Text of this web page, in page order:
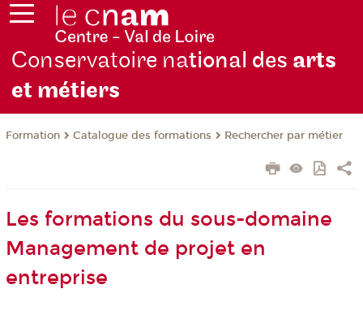
Conservatoire national des arts
et métiers
Formation Catalogue des formations Rechercher par métier
Les formations du sous-domaine
Management de projet en
entreprise